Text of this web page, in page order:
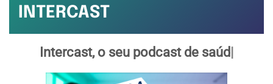
INTERCAST
Intercast, o seu podcast de
saúde e qualidade